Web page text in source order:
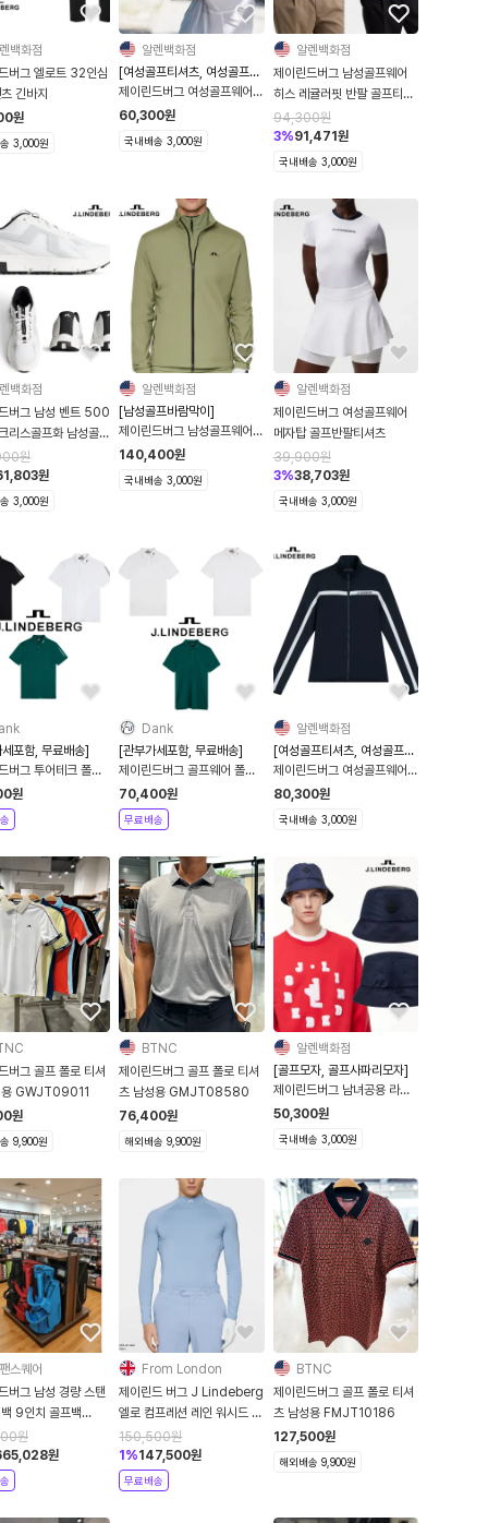
백화점
버그 엘로트 32인심
긴바지
원
3,000원
알렌백화점
[여성골프티셔츠, 여성골프긴
팔티셔츠]
제이린드버그 여성골프웨어
아사 소프트 컴프레션 탑 흰색
긴팔골프여성티셔츠
60,300원
국내배송 3,000원
알렌백화점
제이린드버그 남성골프웨어
히스 레귤러핏 반팔 골프티셔
츠
94,300원
3%91,471 원
국내배송 3,000원
백화점
버그 남성 벤트 500
리스골프화 남성골프
키높이효과 스니커
원
원
3,000원
알렌백화점
[남성골프바람막이]
제이린드버그 남성골프웨어
애쉬 라이트 그린색 골프자켓
바람막이
140,400원
국내배송 3,000원
알렌백화점
제이린드버그 여성골프웨어
메자탑 골프반팔티셔츠
39,900원
3%38,703원
국내배송 3,000원
포함, 무료배송]
버그 투어테크 폴로
원
Dank
[관부가세포함, 무료배송]
제이린드버그 골프웨어 폴로
티셔츠
70,400원
무료배송
알렌백화점
[여성골프티셔츠, 여성골프긴
팔티셔츠]
제이린드버그 여성골프웨어
제니스 바람막이 남색 골프자
켓
80,300원
국내배송 3,000원
버그 골프 폴로 티셔
용 GWJT09011
원
9,900원
BTNC
제이린드버그 골프 폴로 티셔
츠 남성용 GMJT08580
76,400원
해외배송 9,900원
알렌백화점
[골프모자, 골프사파리모자]
제이린드버그 남녀공용 라이
아로고 나일론 사파리 버킷햇
50,300원
국내배송 3,000원
스퀘어
버그 남성 경량 스탠
9인치 골프백
2025
원
원
From London
제이린드 버그 J Lindeberg
엘로 컴프레션 레인 워시드 골
프 압박 기능성 베이스 레이어
티셔츠
150,500원
1%147,500원
무료배송
BTNC
제이린드버그 골프 폴로 티셔
츠 남성용 FMJT10186
127,500원
해외배송 9,900원